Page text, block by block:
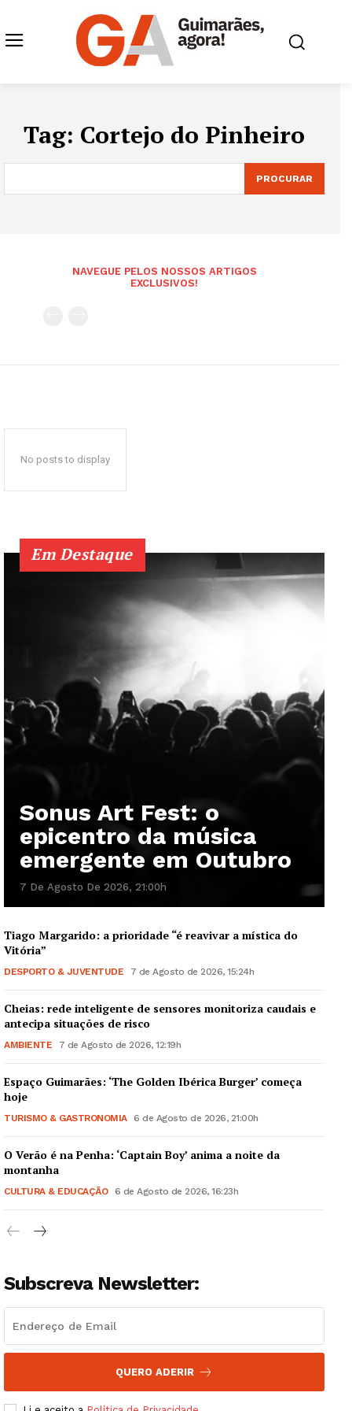
Guimarães, agora!
Institucional
Artigos
Edição Digital
Grande Entrevista
Tag: Cortejo do Pinheiro
PROCURAR
NAVEGUE PELOS NOSSOS ARTIGOS
EXCLUSIVOS!
No posts to display
Em Destaque
Sonus Art Fest: o
epicentro da música
emergente em Outubro
7 De Agosto De 2026, 21:00h
Tiago Margarido: a prioridade “é reavivar a mística do
Vitória”
DESPORTO & JUVENTUDE 7 de Agosto de 2026, 15:24h
Cheias: rede inteligente de sensores monitoriza caudais e
antecipa situações de risco
AMBIENTE 7 de Agosto de 2026, 12:19h
Espaço Guimarães: ‘The Golden Ibérica Burger’ começa
hoje
TURISMO & GASTRONOMIA 6 de Agosto de 2026, 21:00h
O Verão é na Penha: ‘Captain Boy’ anima a noite da
montanha
CULTURA & EDUCAÇÃO 6 de Agosto de 2026, 16:23h
Subscreva Newsletter:
QUERO ADERIR